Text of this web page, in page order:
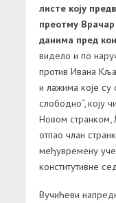
листе коју
преотму
данима пред
видело и по
против Ивана
и лажима које су
слободно“, коју
Новом странком,
отпао члан
међувремену
конститутивне
Вучићеви